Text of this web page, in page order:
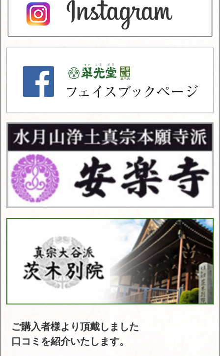
ご購入者様より頂戴しました
口コミを紹介いたします。